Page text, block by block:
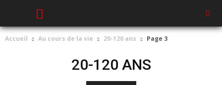
Accueil Au cours de la vie 20-120 ans Page 3
20-120 ANS